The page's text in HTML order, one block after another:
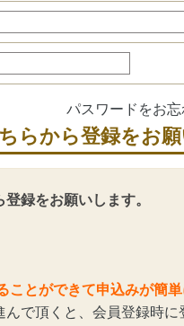
パスワードをお
らから登録をお願
録をお願いします。
ことができて申込みが簡単
んで頂くと、会員登録時